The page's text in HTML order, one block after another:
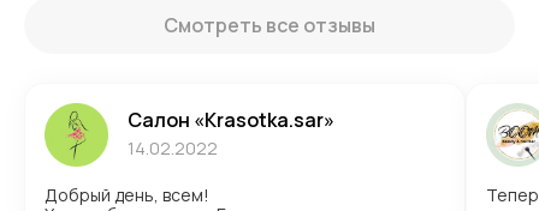
Смотреть все отзывы
Салон «Krasotka.sar»
14.02.2022
Добрый день, всем!